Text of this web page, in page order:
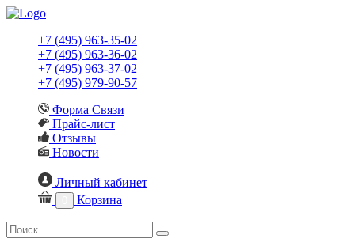
+7 (495) 963-35-02
+7 (495) 963-36-02
+7 (495) 963-37-02
+7 (495) 979-90-57
Форма Связи
Прайс-лист
Отзывы
Новости
Личный кабинет
Корзина